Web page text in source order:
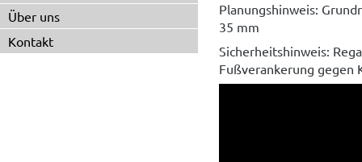
Über uns
Kontakt
Planungshinweis:
35 mm
Sicherheitshinweis:
Fußverankerung gegen